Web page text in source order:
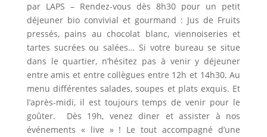
par LAPS – Rendez-vous dès 8h30 pour un petit
déjeuner bio convivial et gourmand : Jus de Fruits
pressés, pains au chocolat blanc, viennoiseries et
tartes sucrées ou salées… Si votre bureau se situe
dans le quartier, n’hésitez pas à venir y déjeuner
entre amis et entre collègues entre 12h et 14h30. Au
menu différentes salades, soupes et plats exquis. Et
l’après-midi, il est toujours temps de venir pour le
goûter. Dès 19h, venez diner et assister à nos
événements « live » ! Le tout accompagné d’une